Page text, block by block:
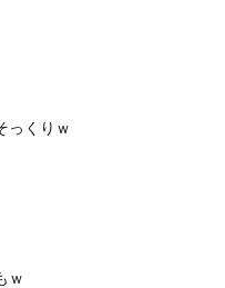
っくりｗ
ｗ